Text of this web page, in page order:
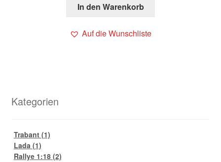
In den Warenkorb
Auf die Wunschliste
Kategorien
Trabant (1)
Lada (1)
Rallye 1:18 (2)